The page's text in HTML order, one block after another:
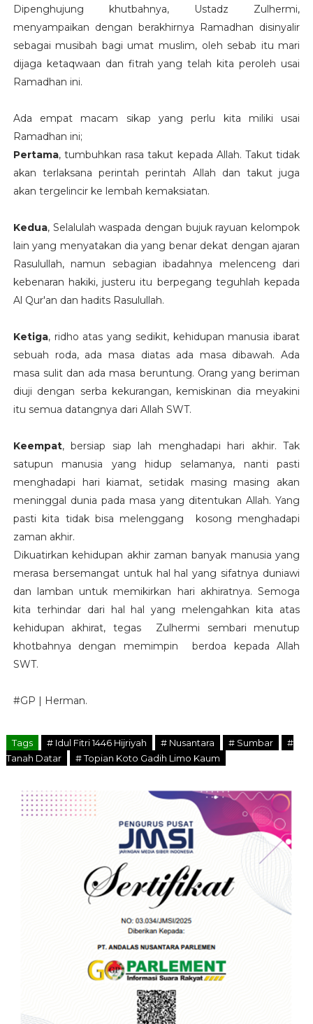
Dipenghujung khutbahnya, Ustadz Zulhermi,
menyampaikan dengan berakhirnya Ramadhan disinyalir
sebagai musibah bagi umat muslim, oleh sebab itu mari
dijaga ketaqwaan dan fitrah yang telah kita peroleh usai
Ramadhan ini.
Ada empat macam sikap yang perlu kita miliki usai
Ramadhan ini;
Pertama, tumbuhkan rasa takut kepada Allah. Takut tidak
akan terlaksana perintah perintah Allah dan takut juga
akan tergelincir ke lembah kemaksiatan.
Kedua, Selalulah waspada dengan bujuk rayuan kelompok
lain yang menyatakan dia yang benar dekat dengan ajaran
Rasulullah, namun sebagian ibadahnya melenceng dari
kebenaran hakiki, justeru itu berpegang teguhlah kepada
Al Qur'an dan hadits Rasulullah.
Ketiga, ridho atas yang sedikit, kehidupan manusia ibarat
sebuah roda, ada masa diatas ada masa dibawah. Ada
masa sulit dan ada masa beruntung. Orang yang beriman
diuji dengan serba kekurangan, kemiskinan dia meyakini
itu semua datangnya dari Allah SWT.
Keempat, bersiap siap lah menghadapi hari akhir. Tak
satupun manusia yang hidup selamanya, nanti pasti
menghadapi hari kiamat, setidak masing masing akan
meninggal dunia pada masa yang ditentukan Allah. Yang
pasti kita tidak bisa melenggang kosong menghadapi
zaman akhir.
Dikuatirkan kehidupan akhir zaman banyak manusia yang
merasa bersemangat untuk hal hal yang sifatnya duniawi
dan lamban untuk memikirkan hari akhiratnya. Semoga
kita terhindar dari hal hal yang melengahkan kita atas
kehidupan akhirat, tegas Zulhermi sembari menutup
khotbahnya dengan memimpin berdoa kepada Allah
SWT.
#GP | Herman.
Tags # Idul Fitri 1446 Hijriyah # Nusantara # Sumbar
#
Tanah Datar
# Topian Koto Gadih Limo Kaum